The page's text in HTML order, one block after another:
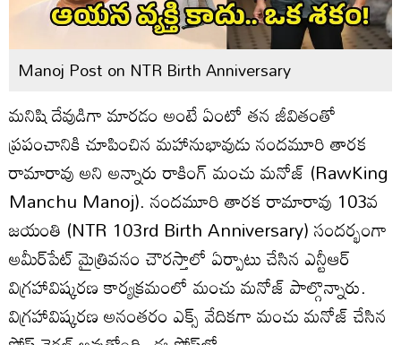
Manoj Post on NTR Birth Anniversary
మనిషి దేవుడిగా మారడం అంటే ఏంటో తన జీవితంతో
ప్రపంచానికి చూపించిన మహానుభావుడు నందమూరి తారక
రామారావు అని అన్నారు రాకింగ్ మంచు మనోజ్ (RawKing
Manchu Manoj). నందమూరి తారక రామారావు 103వ
జయంతి (NTR 103rd Birth Anniversary) సందర్భంగా
అమీర్‌పేట్ మైత్రివనం చౌరస్తాలో ఏర్పాటు చేసిన ఎన్టీఆర్
విగ్రహావిష్కరణ కార్యక్రమంలో మంచు మనోజ్ పాల్గొన్నారు.
విగ్రహావిష్కరణ అనంతరం ఎక్స్ వేదికగా మంచు మనోజ్ చేసిన